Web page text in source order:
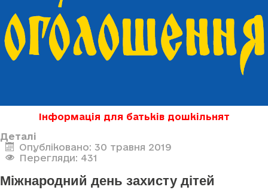
Інформація для батьків дошкільнят
Деталі
Опубліковано: 30 травня 2019
Перегляди: 431
Міжнародний день захисту дітей